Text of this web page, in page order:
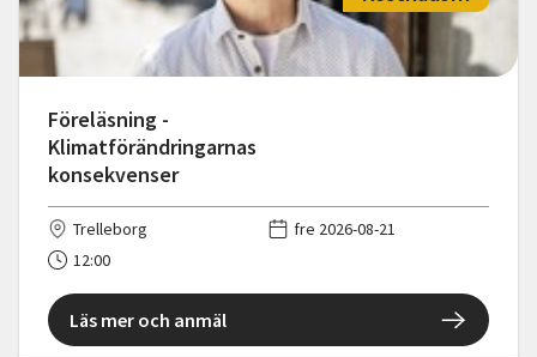
Föreläsning -
Klimatförändringarnas
konsekvenser
Trelleborg
fre 2026-08-21
12:00
Läs mer och anmäl